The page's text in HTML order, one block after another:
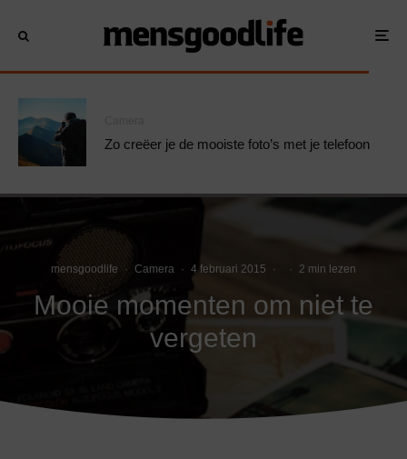
Zo creëer je de mooiste foto’s met je telefoon
mensgoodlife · Camera · 4 februari 2015 · · 2 min lezen
Mooie momenten om niet te
vergeten